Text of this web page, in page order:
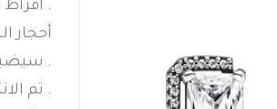
أحجار
.
. تم